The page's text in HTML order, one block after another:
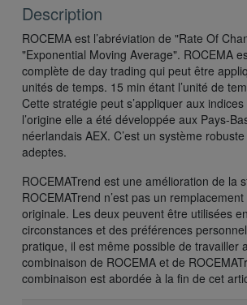
Description
ROCEMA est l’abréviation de "Rate Of
"Exponential Moving Average". ROCEMA
complète de day trading qui peut être
unités de temps. 15 min étant l’unité de
Cette stratégie peut s’appliquer aux
l’origine elle a été développée aux Pays-
néerlandais AEX. C’est un système
adeptes.
ROCEMATrend est une amélioration de la
ROCEMATrend n’est pas un
originale. Les deux peuvent être utilisées
circonstances et des préférences
pratique, il est même possible de travailler
combinaison de ROCEMA et de
combinaison est abordée à la fin de cet